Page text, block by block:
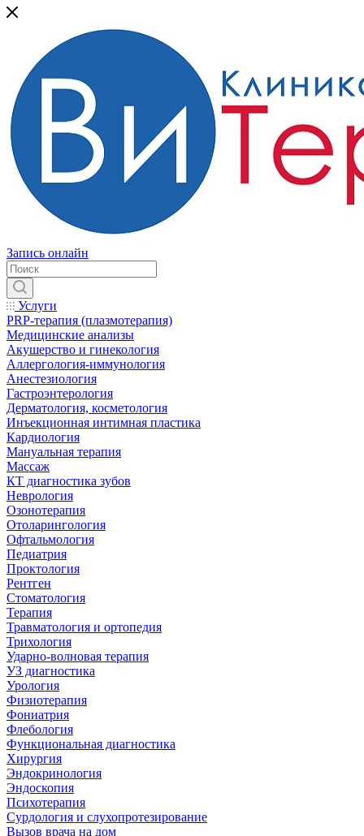
Запись онлайн
Услуги
PRP-терапия (плазмотерапия)
Медицинские анализы
Акушерство и гинекология
Аллергология-иммунология
Анестезиология
Гастроэнтерология
Дерматология, косметология
Инъекционная интимная пластика
Кардиология
Мануальная терапия
Массаж
КТ диагностика зубов
Неврология
Озонотерапия
Отоларингология
Офтальмология
Педиатрия
Проктология
Рентген
Стоматология
Терапия
Травматология и ортопедия
Трихология
Ударно-волновая терапия
УЗ диагностика
Урология
Физиотерапия
Фониатрия
Флебология
Функциональная диагностика
Хирургия
Эндокринология
Эндоскопия
Психотерапия
Сурдология и слухопротезирование
Вызов врача на дом